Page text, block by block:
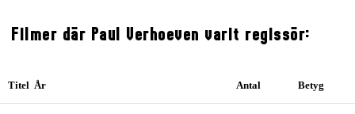
Filmer där Paul Verhoeven varit regissör:
Titel År Antal Betyg